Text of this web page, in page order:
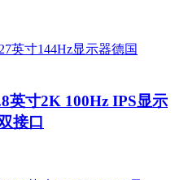
英寸2K 100Hz IPS显示
接口